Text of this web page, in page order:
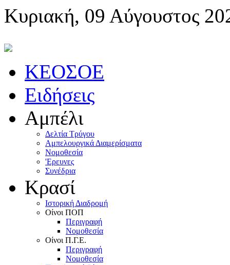
Κυριακή, 09 Αύγουστος
KEOΣOE
Ειδήσεις
Αμπέλι
Δελτία Τρύγου
Αμπελουργικά Διαμερίσματα
Nομοθεσία
'Eρευνες
Συνέδρια
Κρασί
Iστορική Διαδρομή
Oίνοι ΠOΠ
Περιγραφή
Nομοθεσία
Oίνοι Π.Γ.E.
Περιγραφή
Νομοθεσία